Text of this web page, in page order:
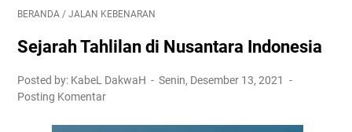
BERANDA / JALAN KEBENARAN
Sejarah Tahlilan di Nusantara Indonesia
Posted by: KabeL DakwaH
Senin, Desember 13, 2021
Posting Komentar